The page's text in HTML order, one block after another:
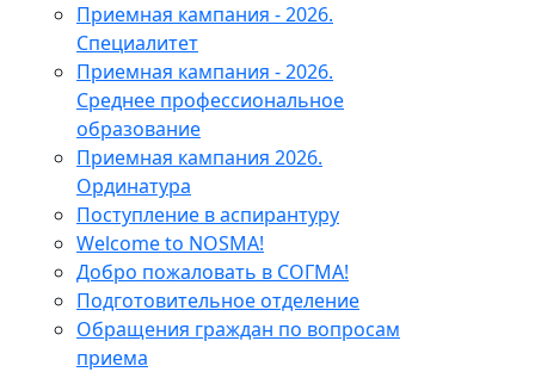
Приемная кампания - 2026.
Специалитет
Приемная кампания - 2026.
Среднее профессиональное
образование
Приемная кампания 2026.
Ординатура
Поступление в аспирантуру
Welcome to NOSMA!
Добро пожаловать в СОГМА!
Подготовительное отделение
Обращения граждан по вопросам
приема